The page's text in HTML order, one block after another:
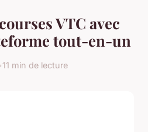
VTC avec
tout-en-un
11 min de lecture